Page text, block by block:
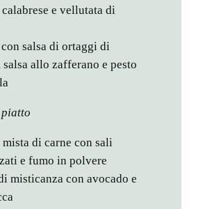
e vellutata di
salsa di ortaggi di
salsa allo zafferano e pesto
piatto
di carne con sali
e fumo in polvere
misticanza con avocado e